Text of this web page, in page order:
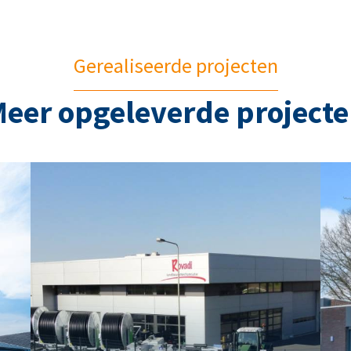
Gerealiseerde projecten
opgeleverde